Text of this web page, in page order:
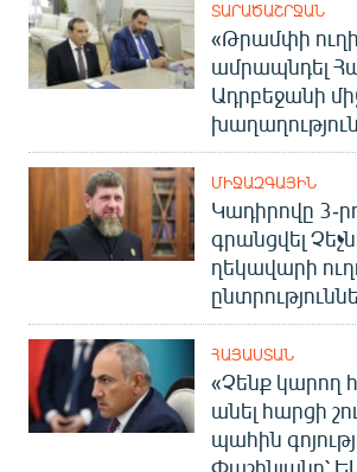
ՏԱՐԱԾԱՇՐՋԱՆ
«Թրամփի
ամրապնդել
Ադրբեջանի
ՄԻՋԱԶԳԱՅԻՆ
Կադիրովը 3-
գրանցվել
ղեկավարի
ՀԱՅԱՍՏԱՆ
«Չենք կարող
անել հարցի
պահին